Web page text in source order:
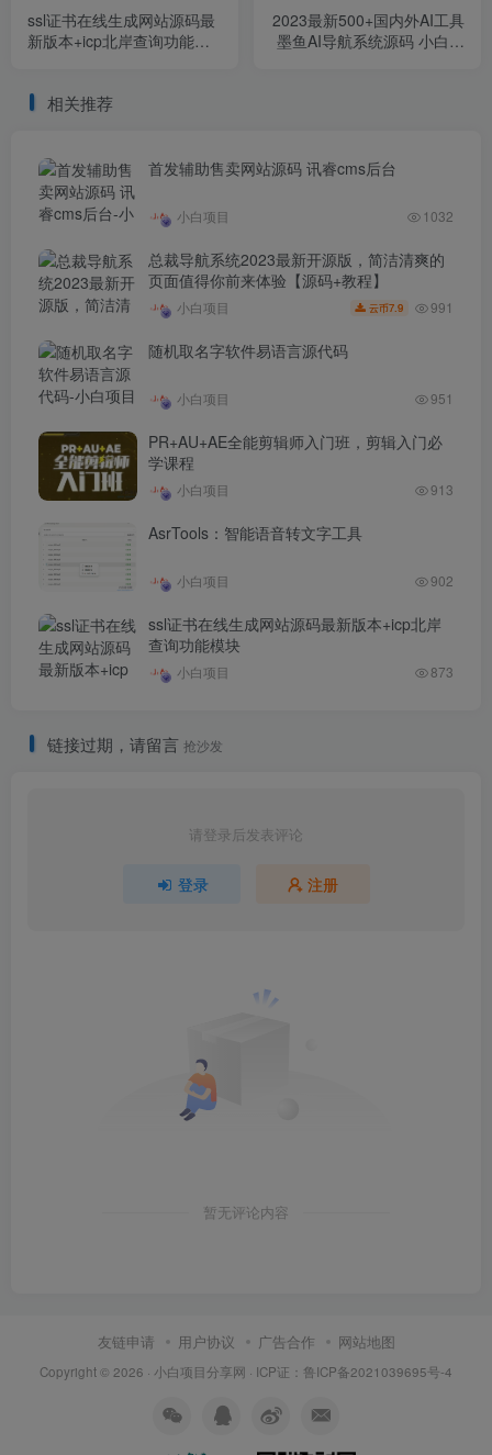
ssl证书在线生成网站源码最
新版本+icp北岸查询功能模
2023最新500+国内外AI工具
墨鱼AI导航系统源码 小白也
相关推荐
首发辅助售卖网站源码 讯睿cms后台
小白项目 1032
总裁导航系统2023最新开源版，简洁清爽的
页面值得你前来体验【源码+教程】
小白项目 云币7.9 991
随机取名字软件易语言源代码
小白项目 951
PR+AU+AE全能剪辑师入门班，剪辑入门必
学课程
小白项目 913
AsrTools：智能语音转文字工具
小白项目 902
ssl证书在线生成网站源码最新版本+icp北岸
查询功能模块
小白项目 873
链接过期，请留言 抢沙发
请登录后发表评论
登录 注册
暂无评论内容
友链申请 用户协议 广告合作 网站地图
Copyright © 2026 · 小白项目分享网 · ICP证： 鲁ICP备2021039695号-4